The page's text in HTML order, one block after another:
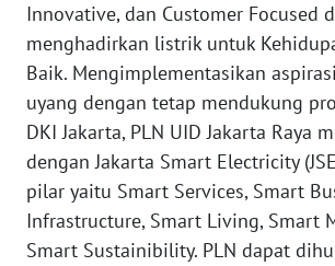
Innovative, dan Customer Focused
menghadirkan listrik untuk
Baik. Mengimplementasikan
uyang dengan tetap mendukung
DKI Jakarta, PLN UID Jakarta Raya
dengan Jakarta Smart Electricity
pilar yaitu Smart Services, Smart
Infrastructure, Smart Living, Smart
Smart Sustainibility. PLN dapat
WN
MALUT
WN
DAIRI
WN
DANAU